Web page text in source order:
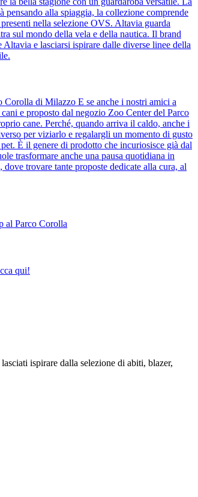
pensando alla spiaggia, la collezione comprende
nella selezione OVS. Altavia guarda
sul mondo della vela e della nautica. Il brand
e lasciarsi ispirare dalle diverse linee della
Corolla di Milazzo E se anche i nostri amici a
e proposto dal negozio Zoo Center del Parco
cane. Perché, quando arriva il caldo, anche i
per viziarlo e regalargli un momento di gusto
È il genere di prodotto che incuriosisce già dal
trasformare anche una pausa quotidiana in
trovare tante proposte dedicate alla cura, al
al Parco Corolla
qui!
ispirare dalla selezione di abiti, blazer,